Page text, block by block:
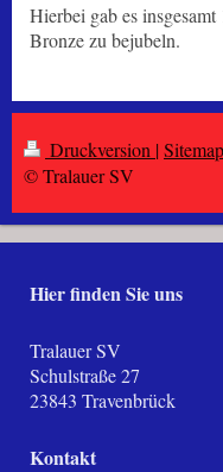
Hierbei gab es
Bronze zu bejubeln.
Druckversion |Sitemap
© Tralauer SV
Hier finden Sie uns
Tralauer SV
Schulstraße27
23843 Travenbrück
Kontakt